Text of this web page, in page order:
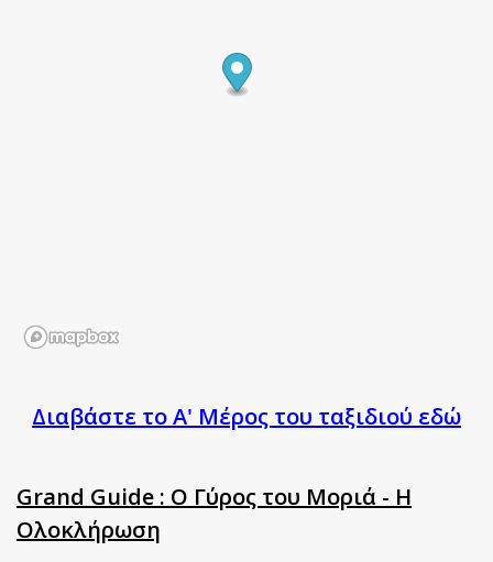
Διαβάστε το Α' Μέρος του ταξιδιού εδώ
Grand Guide : Ο Γύρος του Μοριά - Η
Ολοκλήρωση